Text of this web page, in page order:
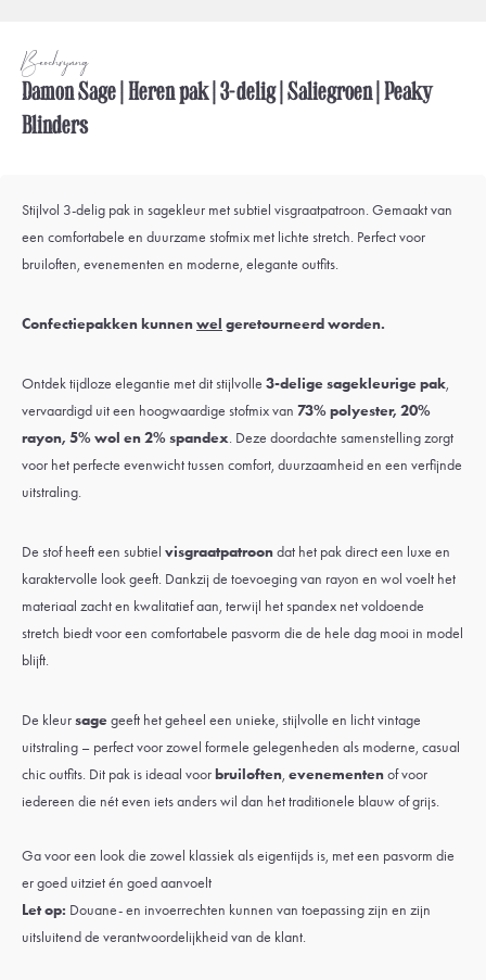
Beschrijving
Damon Sage | Heren pak | 3-delig | Saliegroen | Peaky
Blinders
Stijlvol 3-delig pak in sagekleur met subtiel visgraatpatroon. Gemaakt van
een comfortabele en duurzame stofmix met lichte stretch. Perfect voor
bruiloften, evenementen en moderne, elegante outfits.
Confectiepakken kunnenwel geretourneerd worden.
Ontdek tijdloze elegantie met dit stijlvolle 3-delige sagekleurige pak,
vervaardigd uit een hoogwaardige stofmix van 73% polyester, 20%
rayon, 5% wol en 2% spandex. Deze doordachte samenstelling zorgt
voor het perfecte evenwicht tussen comfort, duurzaamheid en een verfijnde
uitstraling.
De stof heeft een subtiel visgraatpatroondat het pak direct een luxe en
karaktervolle look geeft. Dankzij de toevoeging van rayon en wol voelt het
materiaal zacht en kwalitatief aan, terwijl het spandex net voldoende
stretch biedt voor een comfortabele pasvorm die de hele dag mooi in model
blijft.
De kleursagegeeft het geheel een unieke, stijlvolle en licht vintage
uitstraling – perfect voor zowel formele gelegenheden als moderne, casual
chic outfits. Dit pak is ideaal voorbruiloften, evenementenof voor
iedereen die nét even iets anders wil dan het traditionele blauw of grijs.
Ga voor een look die zowel klassiek als eigentijds is, met een pasvorm die
er goed uitziet én goed aanvoelt
Let op: Douane- en invoerrechten kunnen van toepassing zijn en zijn
uitsluitend de verantwoordelijkheid van de klant.